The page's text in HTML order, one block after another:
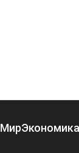
МирЭкономика